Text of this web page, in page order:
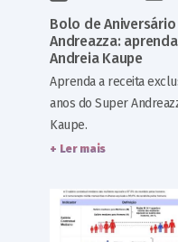
Bolo de
Andreazza:
Andreia Kaupe
Aprenda a receita
anos do Super
Kaupe.
+ Ler mais